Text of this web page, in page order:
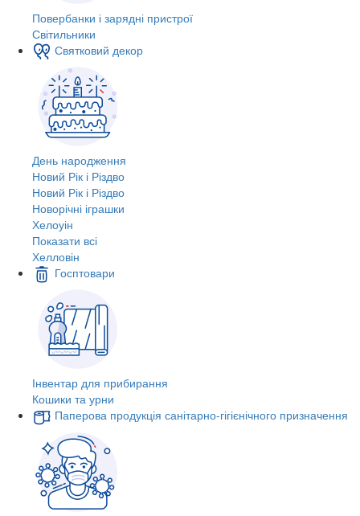
Повербанки і зарядні пристрої
Світильники
Святковий декор
День народження
Новий Рік і Різдво
Новий Рік і Різдво
Новорічні іграшки
Хелоуін
Показати всі
Хелловін
Госптовари
Інвентар для прибирання
Кошики та урни
Паперова продукція санітарно-гігієнічного призначення